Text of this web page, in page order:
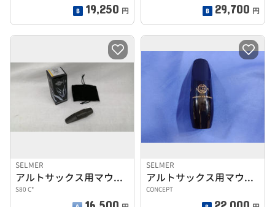
19,250 円 29,700 円
SELMER
アルトサックス用マウスピース
S80 C*
SELMER
アルトサックス用マウスピース
CONCEPT